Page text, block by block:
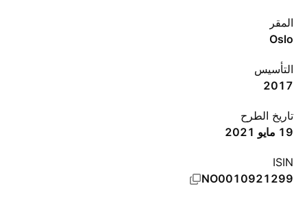
المقر
Oslo
التأسيس
2017
تاريخ الطرح
19 مايو 2021
ISIN
NO0010921299